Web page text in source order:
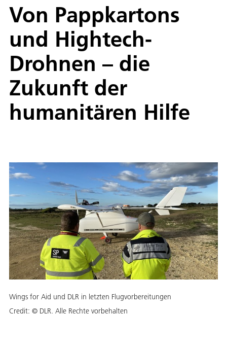
Von Pappkartons
und Hightech-
Drohnen – die
Zukunft der
humanitären Hilfe
Wings for Aid und DLR in letzten Flugvorbereitungen
Credit: © DLR. Alle Rechte vorbehalten